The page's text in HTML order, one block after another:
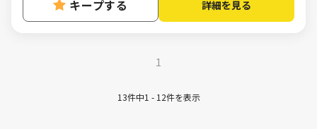
キープする 詳細を見る
1
13件中1 - 12件を表示